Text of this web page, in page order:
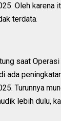
Oleh karena
terdata.
saat
ada
Turunnya
lebih dulu,